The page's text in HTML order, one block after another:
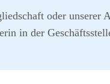
oder unserer
in der